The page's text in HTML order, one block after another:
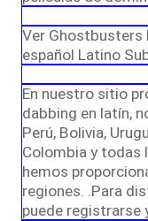
Ver Ghostbusters
español Latino
En nuestro sitio
dabbing en latín,
Perú, Bolivia,
Colombia y todas
hemos
regiones. .Para
puede registrarse